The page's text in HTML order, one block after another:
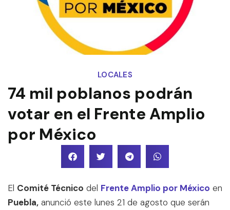
LOCALES
74 mil poblanos podrán
votar en el Frente Amplio
por México
El Comité Técnico del Frente Amplio por México en
Puebla, anunció este lunes 21 de agosto que serán